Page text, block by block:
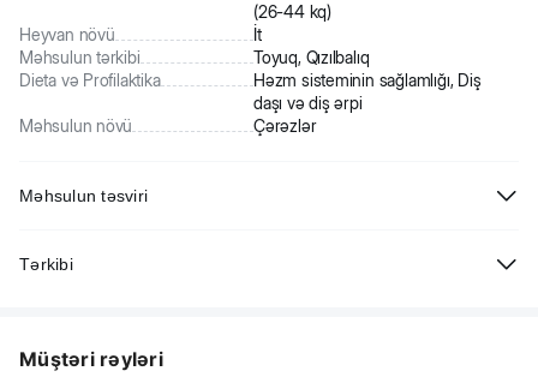
(26-44 kq)
Heyvan növü
İt
Məhsulun tərkibi
Toyuq, Qızılbalıq
Dieta və Profilaktika
Həzm sisteminin sağlamlığı, Diş
daşı və diş ərpi
Məhsulun növü
Çərəzlər
Məhsulun təsviri
qızılbalıq 3 aydan böyük bütün cins itlər üçün əla mükafat olacaqdır.
zənginləşdirilib. Tərkibindəki Omeqa-3 və 6 dəri və tük sağlamlığını
Tərkibi
Saytdakı maddələr və qida tərkibi barədə məlumat yalnız istinad
Müştəri rəyləri